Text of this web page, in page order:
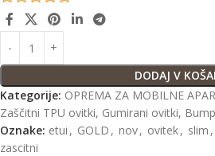
DODAJ V
Kategorije: OPREMA ZA MOBILNE
Zaščitni TPU ovitki, Gumirani ovitki,
Oznake: etui , GOLD , nov, ovitek, slim ,
zascitni